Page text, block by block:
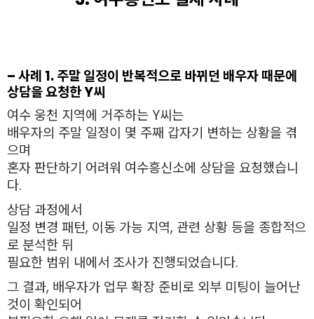
– 사례 1. 주말 일정이 반복적으로 바뀌던 배우자 때문에
상담을 요청한 Y씨
여수 웅천 지역에 거주하는 Y씨는
배우자의 주말 일정이 몇 주째 갑자기 변하는 상황을 겪
으며
혼자 판단하기 어려워 여수흥신소에 상담을 요청했습니
다.
상담 과정에서
일정 변경 패턴, 이동 가능 지역, 관련 상황 등을 종합적으
로 분석한 뒤
필요한 범위 내에서 조사가 진행되었습니다.
그 결과, 배우자가 업무 확장 준비로 외부 미팅이 늘어난
것이 확인되어